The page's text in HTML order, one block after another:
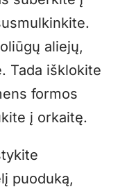
aliejų,
Tada išklokite
formos
į orkaitę.
puoduką,